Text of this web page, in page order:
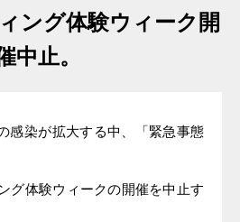
ング体験ウィーク開
中止。
感染が拡大する中、「緊急事態
グ体験ウィークの開催を中止す